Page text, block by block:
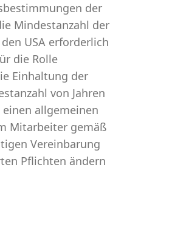
der
Mindestanzahl der
USA erforderlich
die Rolle
Einhaltung der
von Jahren
allgemeinen
Mitarbeiter gemäß
Vereinbarung
Pflichten ändern